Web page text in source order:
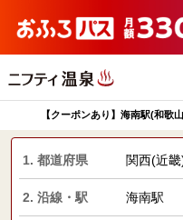
【クーポンあり】海南駅(和歌
1. 都道府県 関西(近
2. 沿線・駅 海南駅